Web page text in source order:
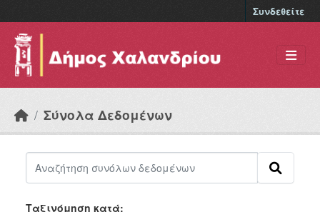
Συνδεθείτε
Σύνολα Δεδομένων
Ταξινόμηση κατά